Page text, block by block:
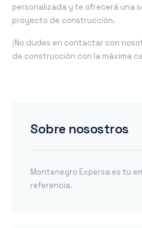
personalizada y te ofrecerá una
proyecto de construcción.
¡No dudes en contactar con
de construcción con la máxima
Sobre nosostros
Montenegro Expersa es tu
referencia.